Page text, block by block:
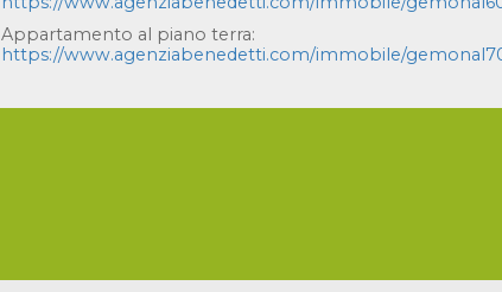
Appartamento al piano terra:
https://www.agenziabenedetti.com/immobile/